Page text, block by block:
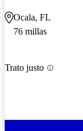
Ocala, FL
76 millas
Trato justo